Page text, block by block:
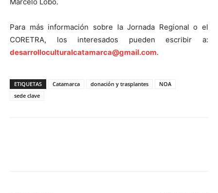
Para más información sobre la Jornada Regional o el
CORETRA, los interesados pueden escribir a:
desarrolloculturalcatamarca@gmail.com.
ETIQUETAS Catamarca donación y trasplantes
NOA
sede clave